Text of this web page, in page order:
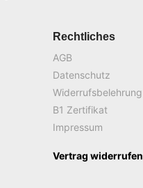
Rechtliches
AGB
Datenschutz
Widerrufsbelehrung
B1 Zertifikat
Impressum
Vertrag widerrufen